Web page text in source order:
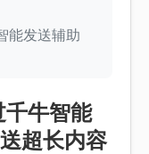
能发送辅助
牛智能
超长内容